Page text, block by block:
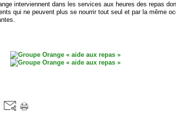
interviennent dans les services aux heures des repas
qui ne peuvent plus se nourrir tout seul et par la même